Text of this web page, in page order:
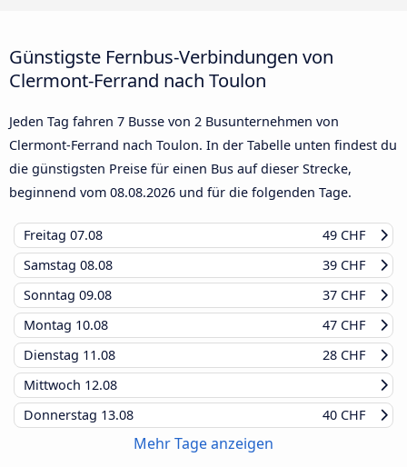
Günstigste Fernbus-Verbindungen von
Clermont-Ferrand nach Toulon
Jeden Tag fahren 7 Busse von 2 Busunternehmen von
Clermont-Ferrand nach Toulon. In der Tabelle unten findest du
die günstigsten Preise für einen Bus auf dieser Strecke,
beginnend vom 08.08.2026 und für die folgenden Tage.
Freitag 07.08
49 CHF
Samstag 08.08
39 CHF
Sonntag 09.08
37 CHF
Montag 10.08
47 CHF
Dienstag 11.08
28 CHF
Mittwoch 12.08
Donnerstag 13.08 40 CHF
Mehr Tage anzeigen